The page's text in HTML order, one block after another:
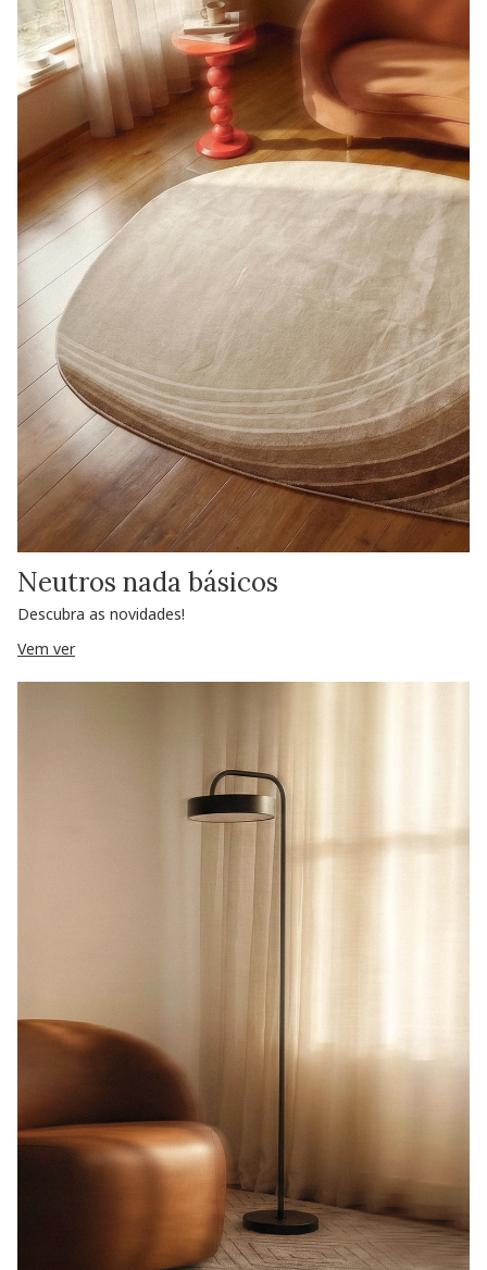
Neutros nada básicos
Descubra as novidades!
Vem ver